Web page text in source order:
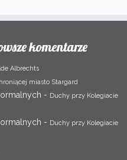
komentarze
Albrechts
miasto Stargard
- Duchy przy Kolegiacie
- Duchy przy Kolegiacie